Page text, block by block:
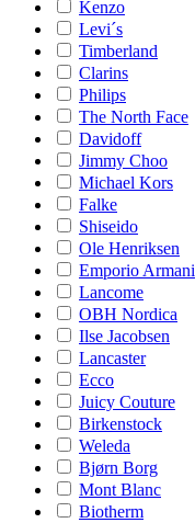
Kenzo
Levi´s
Timberland
Clarins
Philips
The North Face
Davidoff
Jimmy Choo
Michael Kors
Falke
Shiseido
Ole Henriksen
Emporio Armani
Lancome
OBH Nordica
Ilse Jacobsen
Lancaster
Ecco
Juicy Couture
Birkenstock
Weleda
Bjørn Borg
Mont Blanc
Biotherm